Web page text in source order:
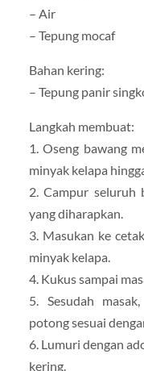
– Air
– Tepung mocaf
Bahan kering:
– Tepung panir
Langkah membuat:
1. Oseng bawang
minyak kelapa
2. Campur seluruh
yang diharapkan.
3. Masukan ke
minyak kelapa.
4. Kukus sampai
5. Sesudah
potong sesuai
6. Lumuri dengan
kering.